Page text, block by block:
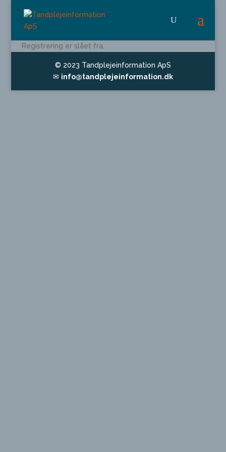
Registrering er slået fra.
© 2023 Tandplejeinformation ApS
✉ info@tandplejeinformation.dk